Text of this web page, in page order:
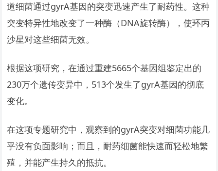
道细菌通过gyrA基因的突变迅速产生了耐药性。这种
突变特异性地改变了一种酶（DNA旋转酶），使环丙
沙星对这些细菌无效。
根据这项研究，在通过重建5665个基因组鉴定出的
230万个遗传变异中，513个发生了gyrA基因的彻底
变化。
在这项专题研究中，观察到的gyrA突变对细菌功能几
乎没有负面影响；而且，耐药细菌能快速而轻松地繁
殖，并能产生持久的抵抗。